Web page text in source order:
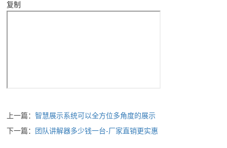
复制
上一篇：智慧展示系统可以全方位多角度的展示
下一篇： 团队讲解器多少钱一台-厂家直销更实惠